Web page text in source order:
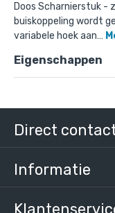
Doos Scharnierstuk -
buiskoppeling wordt
variabele hoek aan…
Eigenschappen
€ 17,95 excl. BTW
Direct
Informatie